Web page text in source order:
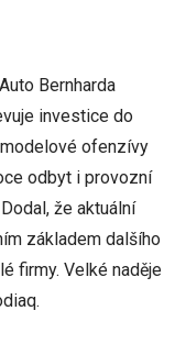
Bernharda
investice do
ofenzívy
odbyt i provozní
že aktuální
základem dalšího
firmy. Velké naděje